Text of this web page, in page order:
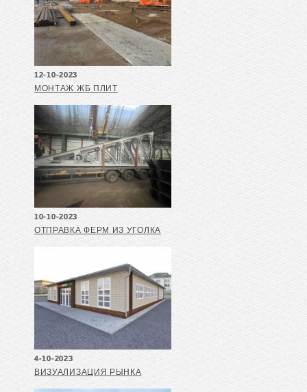
12-10-2023
МОНТАЖ ЖБ ПЛИТ
10-10-2023
ОТПРАВКА ФЕРМ ИЗ УГОЛКА
4-10-2023
ВИЗУАЛИЗАЦИЯ РЫНКА